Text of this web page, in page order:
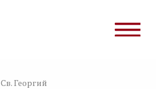
Св. Георгий